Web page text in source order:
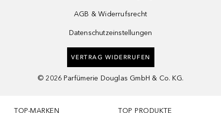
AGB & Widerrufsrecht
Datenschutzeinstellungen
VERTRAG WIDERRUFEN
© 2026 Parfümerie Douglas GmbH & Co. KG.
TOP-MARKEN TOP PRODUKTE